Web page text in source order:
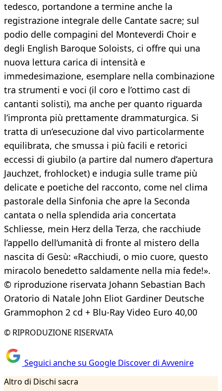
tedesco, portandone a termine anche la
registrazione integrale delle Cantate sacre; sul
podio delle compagini del Monteverdi Choir e
degli English Baroque Soloists, ci offre qui una
nuova lettura carica di intensità e
immedesimazione, esemplare nella combinazione
tra strumenti e voci (il coro e l’ottimo cast di
cantanti solisti), ma anche per quanto riguarda
l’impronta più prettamente drammaturgica. Si
tratta di un’esecuzione dal vivo particolarmente
equilibrata, che smussa i più facili e retorici
eccessi di giubilo (a partire dal numero d’apertura
Jauchzet, frohlocket) e indugia sulle trame più
delicate e poetiche del racconto, come nel clima
pastorale della Sinfonia che apre la Seconda
cantata o nella splendida aria concertata
Schliesse, mein Herz della Terza, che racchiude
l’appello dell’umanità di fronte al mistero della
nascita di Gesù: «Racchiudi, o mio cuore, questo
miracolo benedetto saldamente nella mia fede!».
© riproduzione riservata Johann Sebastian Bach
Oratorio di Natale John Eliot Gardiner Deutsche
Grammophon 2 cd + Blu-Ray Video Euro 40,00
© RIPRODUZIONE RISERVATA
Seguici anche su Google Discover di Avvenire
Altro di Dischi sacra